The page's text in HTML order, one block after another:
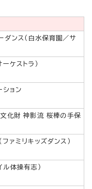
ダンス（白水保育園／サ
ケストラ）
ション
化財 神影流 桜棒の手保
ァミリキッズダンス）
ル体操有志）